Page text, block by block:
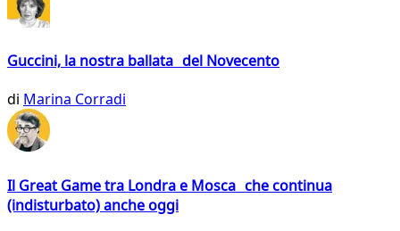
Guccini, la nostra ballata del Novecento
di Marina Corradi
Il Great Game tra Londra e Mosca che continua
(indisturbato) anche oggi